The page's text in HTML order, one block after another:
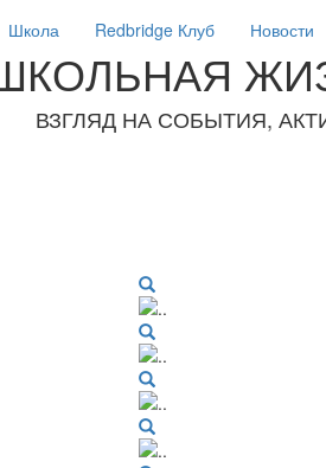
Школа Redbridge Клуб Новости
ВЗГЛЯД НА СОБЫТИЯ,